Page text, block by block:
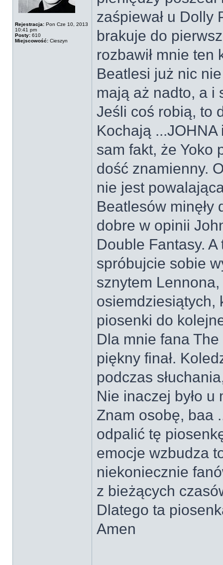
Rejestracja: Pon Cze 10, 2013
10:41 pm
Posty: 610
Miejscowość: Cieszyn
zaśpiewał u Dolly
brakuje do
rozbawił mnie
Beatlesi już nic
mają aż nadto, a i
Jeśli coś robią, to
Kochają ...JOHNA
sam fakt, że Yoko
dość znamienny.
nie jest
Beatlesów minęły
dobre w opinii
Double Fantasy.
spróbujcie sobie
sznytem
osiemdziesiątych,
piosenki do
Dla mnie fana
piękny finał.
podczas
Nie inaczej było u
Znam osobę, baa
odpalić tę
emocje wzbudza
niekoniecznie
z bieżących
Dlatego ta
Amen